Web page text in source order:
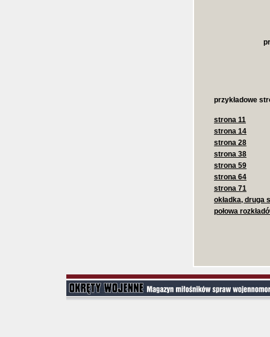
przykładowe
strona 11
strona 14
strona 28
strona 38
strona 59
strona 64
strona 71
okładka, druga
połowa